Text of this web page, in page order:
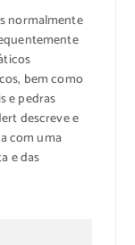
normalmente
bem como
epedras
descreve e
comuma
edas